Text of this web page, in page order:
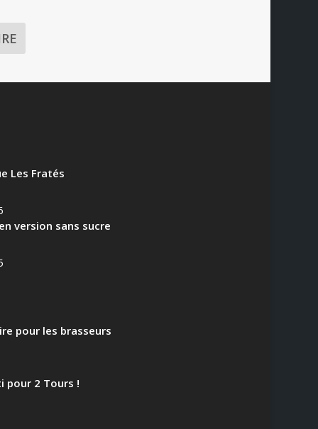
Les Fratés
version sans sucre
pour les brasseurs
pour 2 Tours !